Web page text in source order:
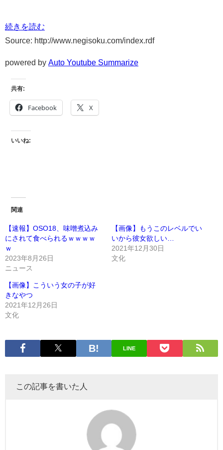
続きを読む
Source: http://www.negisoku.com/index.rdf
powered by Auto Youtube Summarize
共有:
Facebook X
いいね:
関連
【速報】OSO18、味噌煮込み
にされて食べられるｗｗｗｗ
ｗ
2023年8月26日
ニュース
【画像】もうこのレベルでい
いから彼女欲しい…
2021年12月30日
文化
【画像】こういう女の子が好
きなやつ
2021年12月26日
文化
LINE
この記事を書いた人